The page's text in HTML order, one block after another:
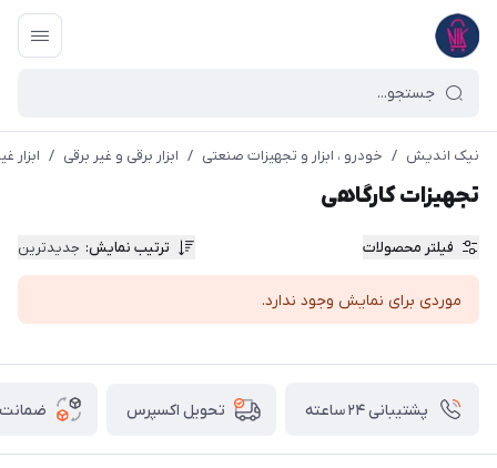
نیک اندیش / خودرو ، ابزار و تجهیزات صنعتی / ابزار برقی و غیر برقی / ابزار
تجهیزات کارگاهی
فیلتر محصولات ترتیب نمایش: جدیدترین
موردی برای نمایش وجود ندارد.
پشتیبانی ۲۴ ساعته تحویل اکسپرس ضمانت